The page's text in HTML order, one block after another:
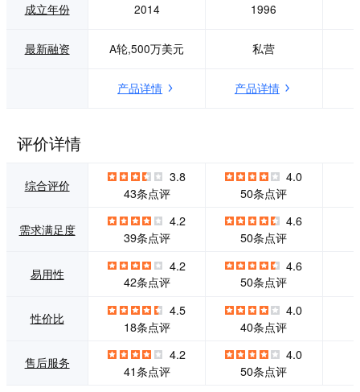
私有化部署等产
业与客户的在线沟
服务营销解决方
括互联网软件、教
育培训、医疗、电
子商务、金融、生
活服务和房地产等
行业领域。
多渠道服务工单系
个渠道与企业建立
心、Web表单等。
从发起、分配、升
级、协作、进度监
控、问题解决的全
部流程。 智能在线
客服系统：与您的
网站访客在线实时
聊天，抓住每一次
沟通机会，有效提
高在线访客的转化
率。设置聊天机器
人，您的网站将可
提供全天候不掉线
的优质服务，有效
节省人力成本。 个
性化的售后帮助
成立年份 2014 1996
最新融资 A轮,500万美元 私营
产品详情 产品详情
评价详情
综合评价
3.8
43条点评
4.0
50条点评
需求满足度
4.2
39条点评
4.6
50条点评
易用性
4.2
42条点评
4.6
50条点评
性价比
4.5
18条点评
4.0
40条点评
售后服务
4.2
41条点评
4.0
50条点评